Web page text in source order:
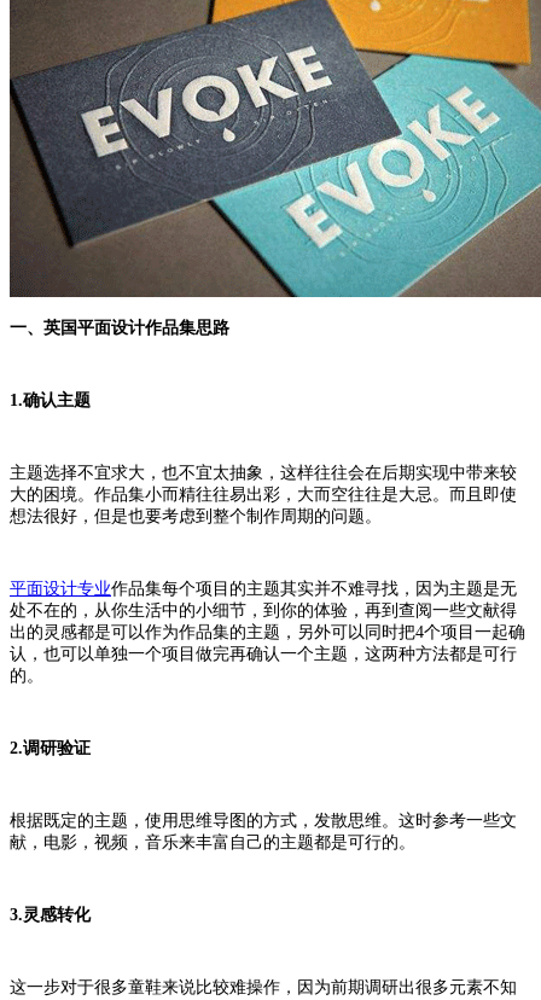
一、英国平面设计作品集思路
1.确认主题
主题选择不宜求大，也不宜太抽象，这样往往会在后期实现中带来较
大的困境。作品集小而精往往易出彩，大而空往往是大忌。而且即使
想法很好，但是也要考虑到整个制作周期的问题。
平面设计专业作品集每个项目的主题其实并不难寻找，因为主题是无
处不在的，从你生活中的小细节，到你的体验，再到查阅一些文献得
出的灵感都是可以作为作品集的主题，另外可以同时把4个项目一起确
认，也可以单独一个项目做完再确认一个主题，这两种方法都是可行
的。
2.调研验证
根据既定的主题，使用思维导图的方式，发散思维。这时参考一些文
献，电影，视频，音乐来丰富自己的主题都是可行的。
3.灵感转化
这一步对于很多童鞋来说比较难操作，因为前期调研出很多元素不知